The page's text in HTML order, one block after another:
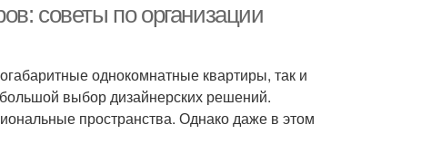
советы по организации
однокомнатные квартиры, так и
выбор дизайнерских решений.
пространства. Однако даже в этом